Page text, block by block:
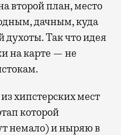
второй план, место
дачным, куда
духоты. Так что идея
на карте — не
хипстерских мест
которой
немало) и ныряю в